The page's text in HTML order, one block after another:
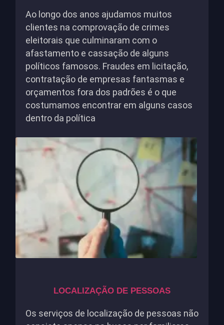
Ao longo dos anos ajudamos muitos
clientes na comprovação de crimes
eleitorais que culminaram com o
afastamento e cassação de alguns
políticos famosos. Fraudes em licitação,
contratação de empresas fantasmas e
orçamentos fora dos padrões é o que
costumamos encontrar em alguns casos
dentro da política
LOCALIZAÇÃO DE PESSOAS
Os serviços de localização de pessoas não